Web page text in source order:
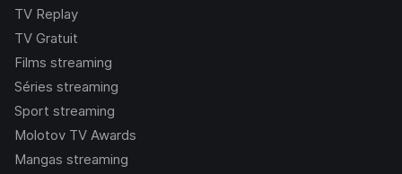
TV Replay
TV Gratuit
Films streaming
Séries streaming
Sport streaming
Molotov TV Awards
Mangas streaming